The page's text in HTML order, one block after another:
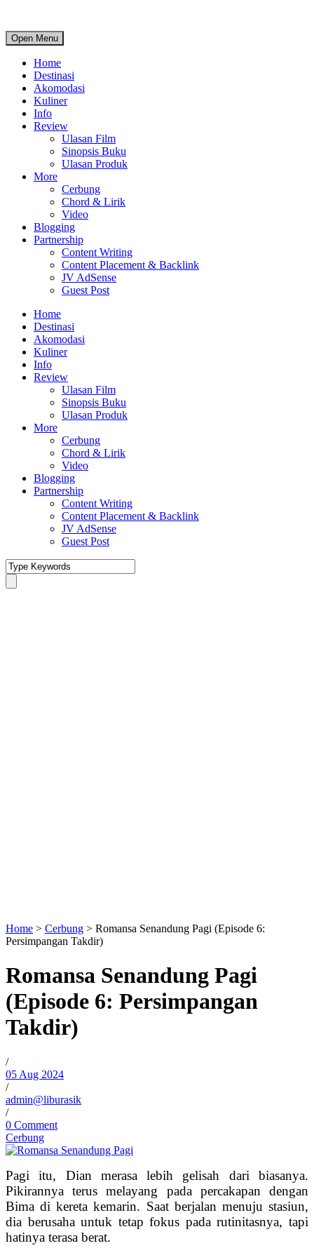
Open Menu
Home
Destinasi
Akomodasi
Kuliner
Info
Review
Ulasan Film
Sinopsis Buku
Ulasan Produk
More
Cerbung
Chord & Lirik
Video
Blogging
Partnership
Content Writing
Content Placement & Backlink
JV AdSense
Guest Post
Home
Destinasi
Akomodasi
Kuliner
Info
Review
Ulasan Film
Sinopsis Buku
Ulasan Produk
More
Cerbung
Chord & Lirik
Video
Blogging
Partnership
Content Writing
Content Placement & Backlink
JV AdSense
Guest Post
Home > Cerbung > Romansa Senandung Pagi (Episode 6:
Persimpangan Takdir)
Romansa Senandung Pagi
(Episode 6: Persimpangan
Takdir)
/
05 Aug 2024
/
admin@liburasik
/
0 Comment
Cerbung
Pagi itu, Dian merasa lebih gelisah dari biasanya.
Pikirannya terus melayang pada percakapan dengan
Bima di kereta kemarin. Saat berjalan menuju stasiun,
dia berusaha untuk tetap fokus pada rutinitasnya, tapi
hatinya terasa berat.